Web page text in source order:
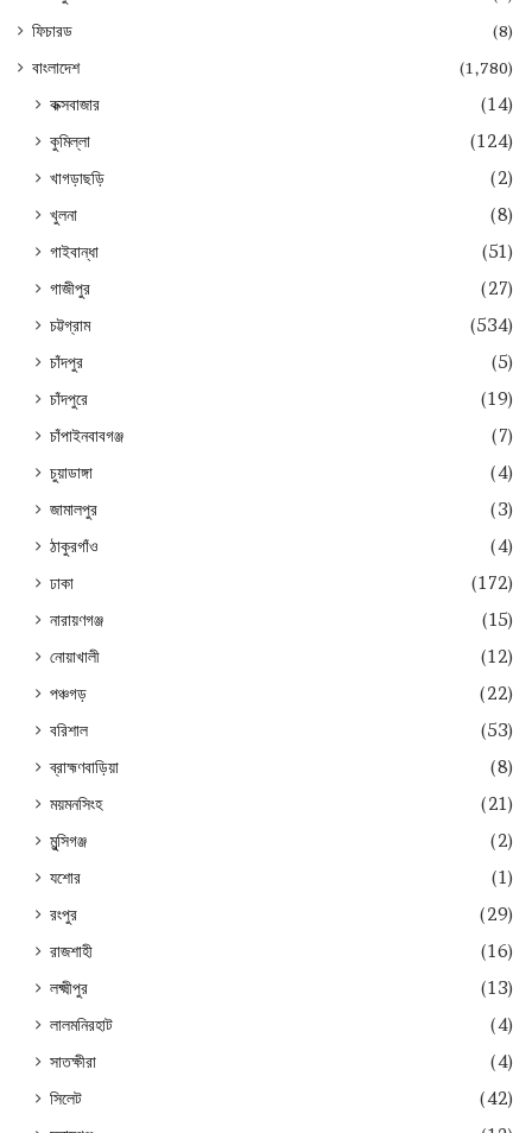
ফিচারড
(8)
বাংলাদেশ
(1,780)
কক্সবাজার
(14)
কুমিল্লা
(124)
খাগড়াছড়ি
(2)
খুলনা
(8)
গাইবান্ধা
(51)
গাজীপুর
(27)
চট্টগ্রাম
(534)
চাঁদপুর
(5)
চাঁদপুরে
(19)
চাঁপাইনবাবগঞ্জ
(7)
চুয়াডাঙ্গা
(4)
জামালপুর
(3)
ঠাকুরগাঁও
(4)
ঢাকা
(172)
নারায়ণগঞ্জ
(15)
নোয়াখালী
(12)
পঞ্চগড়
(22)
বরিশাল
(53)
ব্রাহ্মণবাড়িয়া
(8)
ময়মনসিংহ
(21)
মুন্সিগঞ্জ
(2)
যশোর
(1)
রংপুর
(29)
রাজশাহী
(16)
লক্ষ্মীপুর
(13)
লালমনিরহাট
(4)
সাতক্ষীরা
(4)
সিলেট
(42)